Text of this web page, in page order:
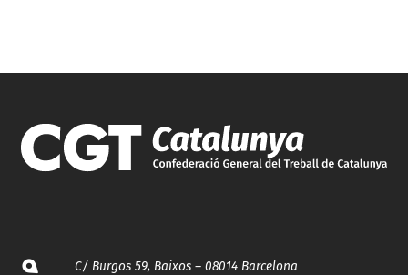
C/ Burgos 59, Baixos – 08014 Barcelona